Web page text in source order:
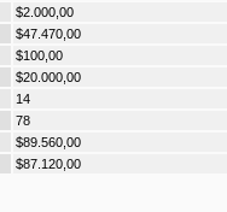
$2.000,00
$47.470,00
$100,00
$20.000,00
14
78
$89.560,00
$87.120,00